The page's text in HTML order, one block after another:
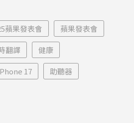
蘋果發表會 蘋果發表會
翻譯 健康
17 助聽器